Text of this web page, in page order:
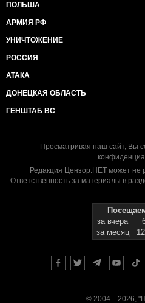
ПОЛЬША
АРМИЯ РФ
УНИЧТОЖЕНИЕ
РОССИЯ
АТАКА
ДОНЕЦКАЯ ОБЛАСТЬ
ГЕНШТАБ ВС
Просматривая наш сайт, Вы
Редакция Цензор.НЕТ может не
Ответственность за материалы в
за вчера
за месяц
© 2004—2026,